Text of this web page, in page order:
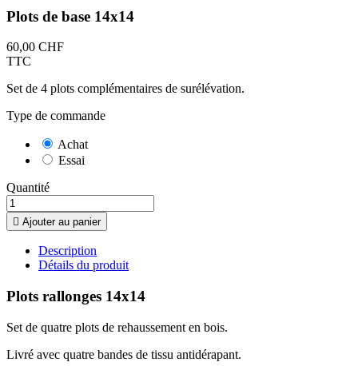
Plots de base 14x14
60,00 CHF
TTC
Set de 4 plots complémentaires de surélévation.
Type de commande
Achat
Essai
Quantité
 Ajouter au panier
Description
Détails du produit
Plots rallonges 14x14
Set de quatre plots de rehaussement en bois.
Livré avec quatre bandes de tissu antidérapant.